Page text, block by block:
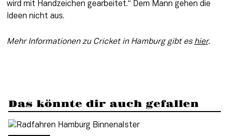
wird mit Handzeichen gearbeitet.“ Dem Mann gehen die
Ideen nicht aus.
Mehr Informationen zu Cricket in Hamburg gibt es hier.
Das könnte dir auch gefallen